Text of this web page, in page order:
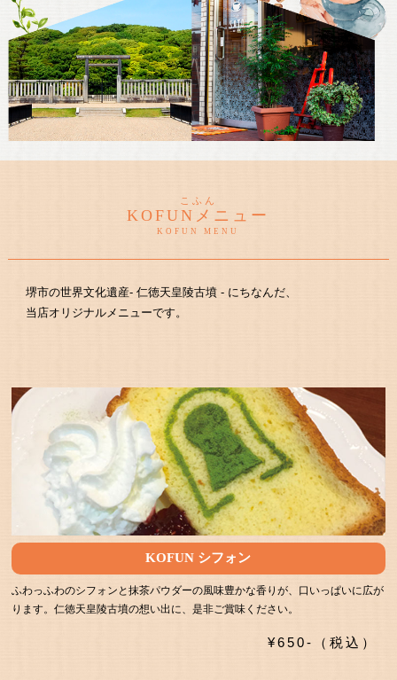
KOFUN
こふん
メニュー
KOFUN MENU
堺市の世界文化遺産- 仁徳天皇陵古墳 - にちなんだ、
当店オリジナルメニューです。
KOFUN シフォン
ふわっふわのシフォンと抹茶パウダーの風味豊かな香りが、口いっぱいに広が
ります。仁徳天皇陵古墳の想い出に、是非ご賞味ください。
¥650-（税込）